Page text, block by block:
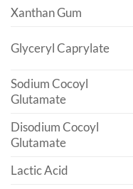
Xanthan Gum
Glyceryl Caprylate
Sodium Cocoyl
Glutamate
Disodium Cocoyl
Glutamate
Lactic Acid